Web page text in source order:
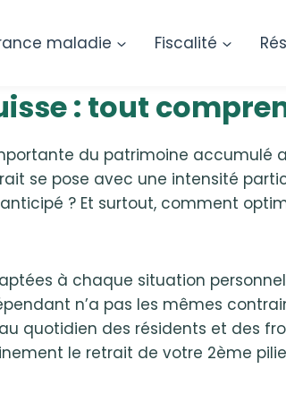
maladie Fiscalité
: tout
du patrimoine accumulé
se pose avec une intensité
? Et surtout, comment
à chaque situation
n’a pas les mêmes
quotidien des résidents et des
le retrait de votre 2ème